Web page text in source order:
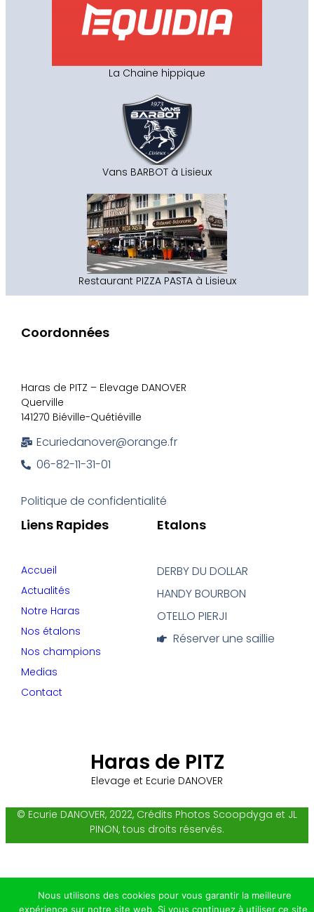
La Chaine hippique
Vans BARBOT à Lisieux
Restaurant PIZZA PASTA à Lisieux
Haras de PITZ
Elevage et Ecurie DANOVER
Etalons
DERBY DU DOLLAR
HANDY BOURBON
OTELLO PIERJI
Réserver une saillie
Liens Rapides
Accueil
Actualités
Notre Haras
Nos étalons
Nos champions
Medias
Contact
Coordonnées
Haras de PITZ – Elevage DANOVER
Querville
141270 Biéville-Quétiéville
Ecuriedanover@orange.fr
06-82-11-31-01
Politique de confidentialité
© Ecurie DANOVER, 2022, Crédits Photos Scoopdyga et JL
PINON, tous droits réservés.
Nous utilisons des cookies pour vous garantir la meilleure
expérience sur notre site web. Si vous continuez à utiliser ce site,